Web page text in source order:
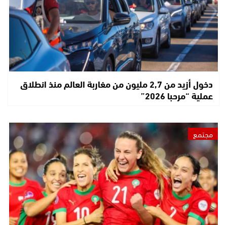
دخول أزيد من 2,7 مليون من مغاربة العالم منذ انطلاق
عملية “مرحبا 2026”
مجتمع